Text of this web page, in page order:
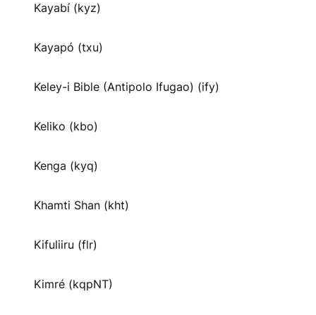
Kayabí (kyz)
Kayapó (txu)
Keley-i Bible (Antipolo Ifugao) (ify)
Keliko (kbo)
Kenga (kyq)
Khamti Shan (kht)
Kifuliiru (flr)
Kimré (kqpNT)